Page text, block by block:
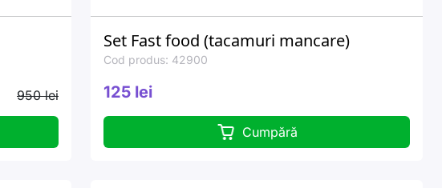
950 lei
Set Fast food (tacamuri mancare)
Cod produs: 42900
125 lei
Cumpără